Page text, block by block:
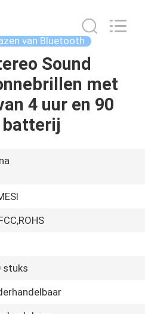
van Bluetooth
Sound
met
4 uur en 90
batterij
stuks